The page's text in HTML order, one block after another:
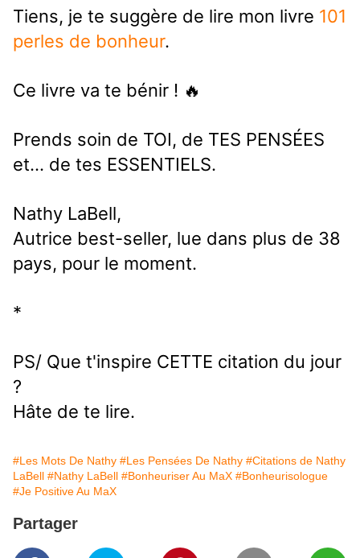
Tiens, je te suggère de lire mon livre 101
perles de bonheur.
Ce livre va te bénir ! 🔥
Prends soin de TOI, de TES PENSÉES
et... de tes ESSENTIELS.
Nathy LaBell,
Autrice best-seller, lue dans plus de 38
pays, pour le moment.
*
PS/ Que t'inspire CETTE citation du jour
?
Hâte de te lire.
#Les Mots De Nathy #Les Pensées De Nathy #Citations de Nathy
LaBell #Nathy LaBell #Bonheuriser Au MaX #Bonheurisologue
#Je Positive Au MaX
Partager